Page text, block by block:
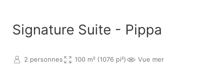
Signature Suite - Pippa
2 personnes 100 m² (1076 pi²) Vue mer